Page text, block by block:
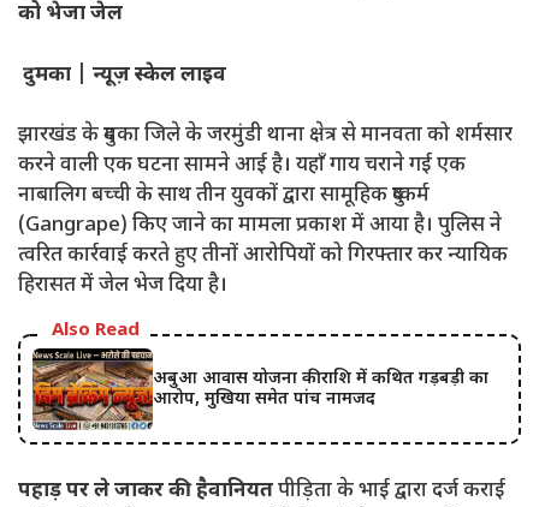
को भेजा जेल
दुमका | न्यूज़ स्केल लाइव
झारखंड के दुमका जिले के जरमुंडी थाना क्षेत्र से मानवता को शर्मसार
करने वाली एक घटना सामने आई है। यहाँ गाय चराने गई एक
नाबालिग बच्ची के साथ तीन युवकों द्वारा सामूहिक दुष्कर्म
(Gangrape) किए जाने का मामला प्रकाश में आया है। पुलिस ने
त्वरित कार्रवाई करते हुए तीनों आरोपियों को गिरफ्तार कर न्यायिक
हिरासत में जेल भेज दिया है।
Also Read
अबुआ आवास योजना की राशि में कथित गड़बड़ी का
आरोप, मुखिया समेत पांच नामजद
पहाड़ पर ले जाकर की हैवानियतपीड़िता के भाई द्वारा दर्ज कराई